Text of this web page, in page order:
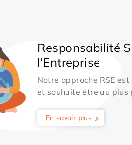
Responsabilité
l’Entreprise
Notre approche RSE
et souhaite être au plus
En savoir plus